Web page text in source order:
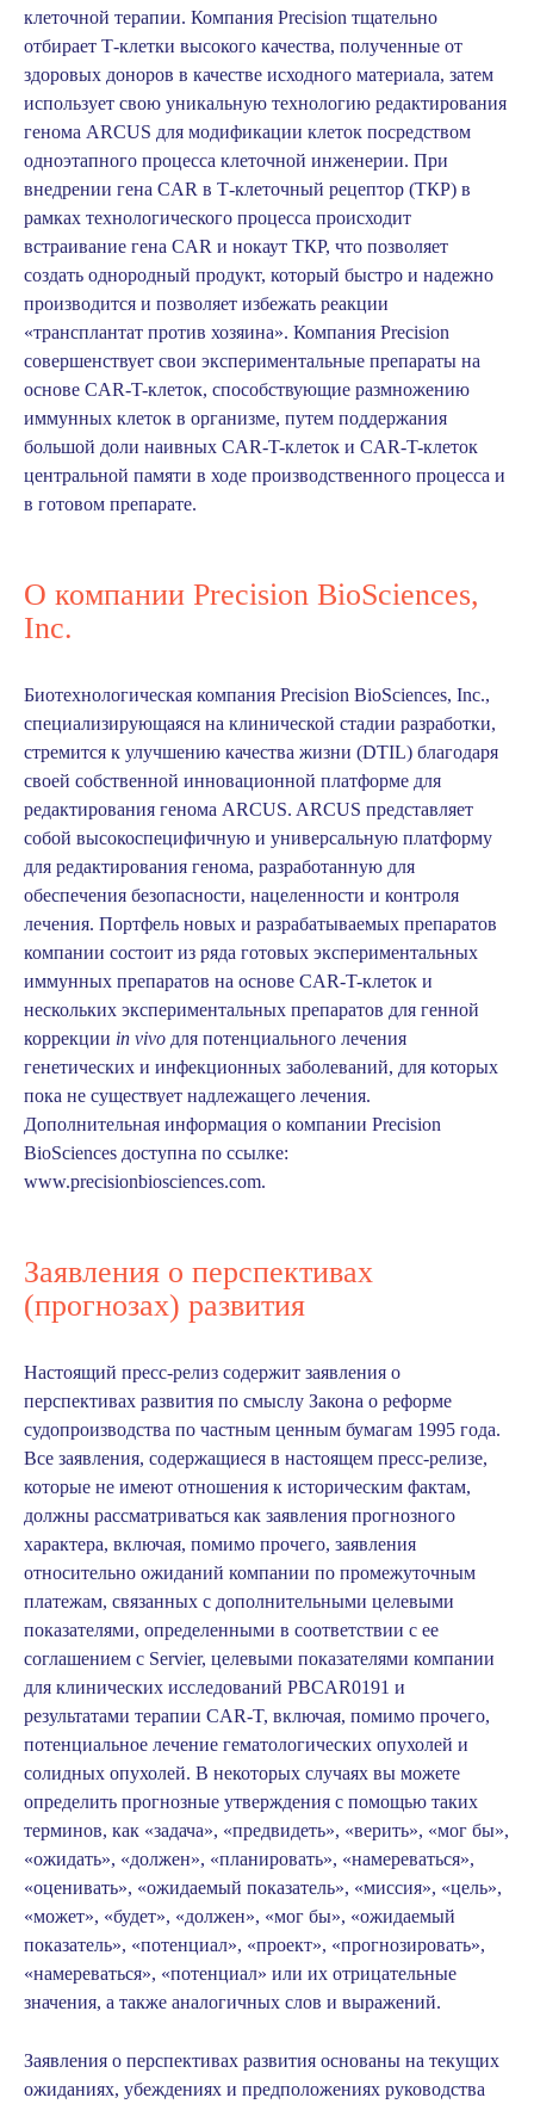
клеточной терапии. Компания Precision тщательно
отбирает Т-клетки высокого качества, полученные от
здоровых доноров в качестве исходного материала, затем
использует свою уникальную технологию редактирования
генома ARCUS для модификации клеток посредством
одноэтапного процесса клеточной инженерии. При
внедрении гена CAR в Т-клеточный рецептор (ТКР) в
рамках технологического процесса происходит
встраивание гена CAR и нокаут ТКР, что позволяет
создать однородный продукт, который быстро и надежно
производится и позволяет избежать реакции
«трансплантат против хозяина». Компания Precision
совершенствует свои экспериментальные препараты на
основе CAR-T-клеток, способствующие размножению
иммунных клеток в организме, путем поддержания
большой доли наивных CAR-T-клеток и CAR-T-клеток
центральной памяти в ходе производственного процесса и
в готовом препарате.
О компании Precision BioSciences,
Inc.
Биотехнологическая компания Precision BioSciences, Inc.,
специализирующаяся на клинической стадии разработки,
стремится к улучшению качества жизни (DTIL) благодаря
своей собственной инновационной платформе для
редактирования генома ARCUS. ARCUS представляет
собой высокоспецифичную и универсальную платформу
для редактирования генома, разработанную для
обеспечения безопасности, нацеленности и контроля
лечения. Портфель новых и разрабатываемых препаратов
компании состоит из ряда готовых экспериментальных
иммунных препаратов на основе CAR-T-клеток и
нескольких экспериментальных препаратов для генной
коррекции in vivo для потенциального лечения
генетических и инфекционных заболеваний, для которых
пока не существует надлежащего лечения.
Дополнительная информация о компании Precision
BioSciences доступна по ссылке:
www.precisionbiosciences.com.
Заявления о перспективах
(прогнозах) развития
Настоящий пресс-релиз содержит заявления о
перспективах развития по смыслу Закона о реформе
судопроизводства по частным ценным бумагам 1995 года.
Все заявления, содержащиеся в настоящем пресс-релизе,
которые не имеют отношения к историческим фактам,
должны рассматриваться как заявления прогнозного
характера, включая, помимо прочего, заявления
относительно ожиданий компании по промежуточным
платежам, связанных с дополнительными целевыми
показателями, определенными в соответствии с ее
соглашением с Servier, целевыми показателями компании
для клинических исследований PBCAR0191 и
результатами терапии CAR-T, включая, помимо прочего,
потенциальное лечение гематологических опухолей и
солидных опухолей. В некоторых случаях вы можете
определить прогнозные утверждения с помощью таких
терминов, как «задача», «предвидеть», «верить», «мог бы»,
«ожидать», «должен», «планировать», «намереваться»,
«оценивать», «ожидаемый показатель», «миссия», «цель»,
«может», «будет», «должен», «мог бы», «ожидаемый
показатель», «потенциал», «проект», «прогнозировать»,
«намереваться», «потенциал» или их отрицательные
значения, а также аналогичных слов и выражений.
Заявления о перспективах развития основаны на текущих
ожиданиях, убеждениях и предположениях руководства